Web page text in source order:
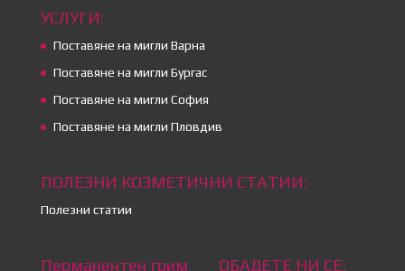
УСЛУГИ:
Поставяне на мигли Варна
Поставяне на мигли Бургас
Поставяне на мигли София
Поставяне на мигли Пловдив
ПОЛЕЗНИ КОЗМЕТИЧНИ СТАТИИ:
Полезни статии
Перманентен грим ОБАДЕТЕ НИ СЕ: